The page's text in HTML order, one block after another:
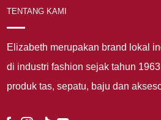
TENTANG KAMI
Elizabeth merupakan brand lokal
di industri fashion sejak tahun
produk tas, sepatu, baju dan